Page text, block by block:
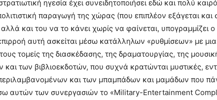
ηγεσία έχει συνειδητοποιήσει εδώ και πολύ
παραγωγή της χώρας (που επιπλέον εξάγεται και
και του να το κάνει χωρίς να φαίνεται, υπογραμμίζει
αυτή ασκείται μέσω κατάλληλων «ρυθμίσεων» με
τομείς της διασκέδασης, της δραματουργίας, της
και των βιβλιοεκδοτών, που συχνά κρατώνται μυστικές,
και των μπαμπάδων και μαμάδων που
αυτών των συνεργασιών το «Military-Entertainment